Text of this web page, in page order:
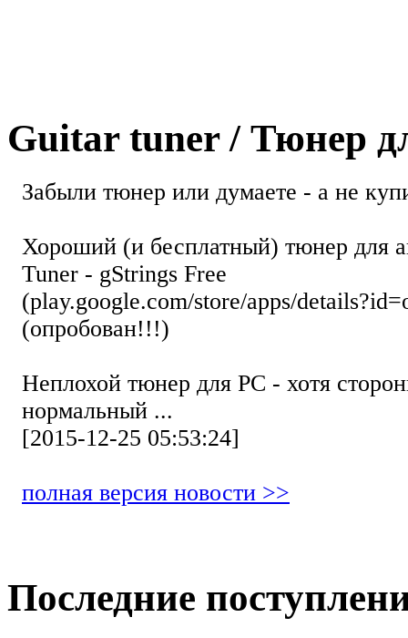
Guitar tuner / Тюнер
Забыли тюнер или думаете - а не
Хороший (и бесплатный) тюнер для
Tuner - gStrings Free
(play.google.com/store/apps/
(опробован!!!)
Неплохой тюнер для РС - хотя
нормальный ...
[2015-12-25 05:53:24]
полная версия новости >>
Последние